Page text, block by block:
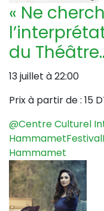
« Ne
13 juillet à 22:00
Prix à partir de : 15
@Centre Culturel
HammametFestival
Hammamet